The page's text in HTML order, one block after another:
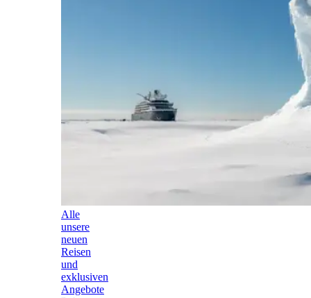
Alle
unsere
neuen
Reisen
und
exklusiven
Angebote